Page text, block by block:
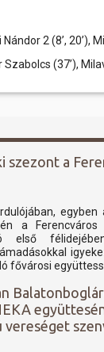
2 (8’, 20’),
(37’),
szezont a
egyben
a Ferencváros
első
fővárosi
vereséget